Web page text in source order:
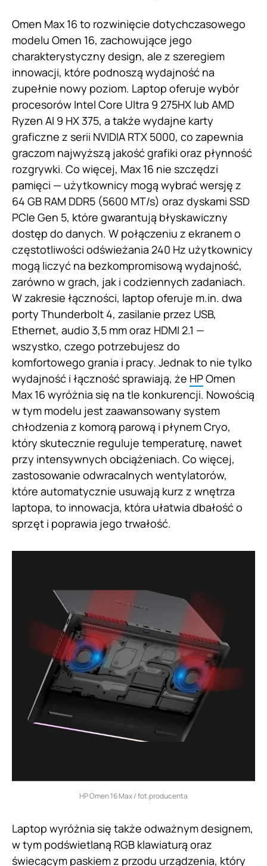
Omen Max 16 to rozwinięcie dotychczasowego
modelu Omen 16, zachowujące jego
charakterystyczny design, ale z szeregiem
innowacji, które podnoszą wydajność na
zupełnie nowy poziom. Laptop oferuje wybór
procesorów Intel Core Ultra 9 275HX lub AMD
Ryzen AI 9 HX 375, a także wydajne karty
graficzne z serii NVIDIA RTX 5000, co zapewnia
graczom najwyższą jakość grafiki oraz płynność
rozgrywki. Co więcej, Max 16 nie szczędzi
pamięci — użytkownicy mogą wybrać wersję z
64 GB RAM DDR5 (5600 MT/s) oraz dyskami SSD
PCIe Gen 5, które gwarantują błyskawiczny
dostęp do danych. W połączeniu z ekranem o
częstotliwości odświeżania 240 Hz użytkownicy
mogą liczyć na bezkompromisową wydajność,
zarówno w grach, jak i codziennych zadaniach.
W zakresie łączności, laptop oferuje m.in. dwa
porty Thunderbolt 4, zasilanie przez USB,
Ethernet, audio 3,5 mm oraz HDMI 2.1 —
wszystko, czego potrzebujesz do
komfortowego grania i pracy. Jednak to nie tylko
wydajność i łączność sprawiają, że HPOmen
Max 16 wyróżnia się na tle konkurencji. Nowością
w tym modelu jest zaawansowany system
chłodzenia z komorą parową i płynem Cryo,
który skutecznie reguluje temperaturę, nawet
przy intensywnych obciążeniach. Co więcej,
zastosowanie odwracalnych wentylatorów,
które automatycznie usuwają kurz z wnętrza
laptopa, to innowacja, która ułatwia dbałość o
sprzęt i poprawia jego trwałość.
HP Omen 16 Max / fot.producenta
Laptop wyróżnia się także odważnym designem,
w tym podświetlaną RGB klawiaturą oraz
świecącym paskiem z przodu urządzenia, który